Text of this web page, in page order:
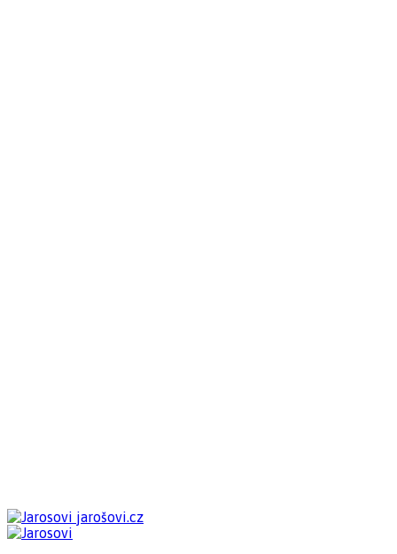
jarošovi.cz